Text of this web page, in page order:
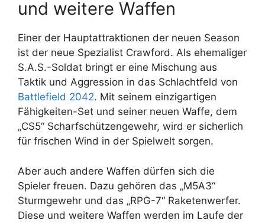
und weitere Waffen
Einer der Hauptattraktionen der neuen Season
ist der neue Spezialist Crawford. Als ehemaliger
S.A.S.-Soldat bringt er eine Mischung aus
Taktik und Aggression in das Schlachtfeld von
Battlefield 2042. Mit seinem einzigartigen
Fähigkeiten-Set und seiner neuen Waffe, dem
„CS5“ Scharfschützengewehr, wird er sicherlich
für frischen Wind in der Spielwelt sorgen.
Aber auch andere Waffen dürfen sich die
Spieler freuen. Dazu gehören das „M5A3“
Sturmgewehr und das „RPG-7“ Raketenwerfer.
Diese und weitere Waffen werden im Laufe der